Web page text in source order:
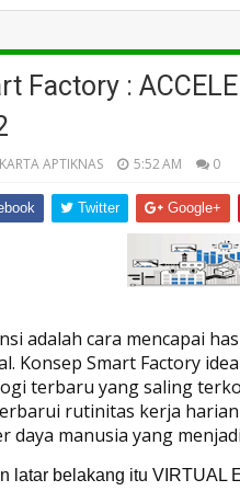
Factory :
APTIKNAS 5:52 AM 0
Twitter Google+
adalah cara mencapai
Konsep Smart Factory
terbaru yang saling
rutinitas kerja
daya manusia yang
latar belakang itu VIRTUAL